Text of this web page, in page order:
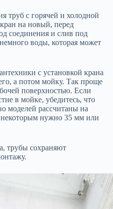
труб с горячей и холодной
на новый, перед
соединения и слив под
воды, которая может
с установкой крана
а потом мойку. Так проще
поверхностью. Если
в мойке, убедитесь, что
моделей рассчитаны на
нужно 35 мм или
трубы сохраняют